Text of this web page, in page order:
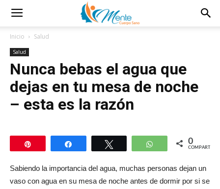
Inicio Salud
Salud
Nunca bebas el agua que
dejas en tu mesa de noche
– esta es la razón
Compartir WhatsApp
0
COMPARTIR
Sabiendo la importancia del agua, muchas personas dejan un
vaso con agua en su mesa de noche antes de dormir por si se